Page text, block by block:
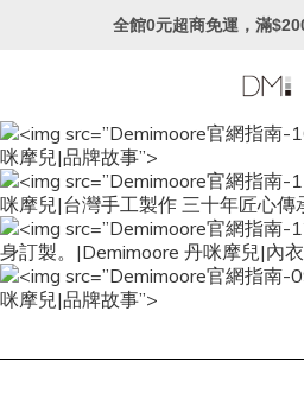
全館0元超商免運，滿